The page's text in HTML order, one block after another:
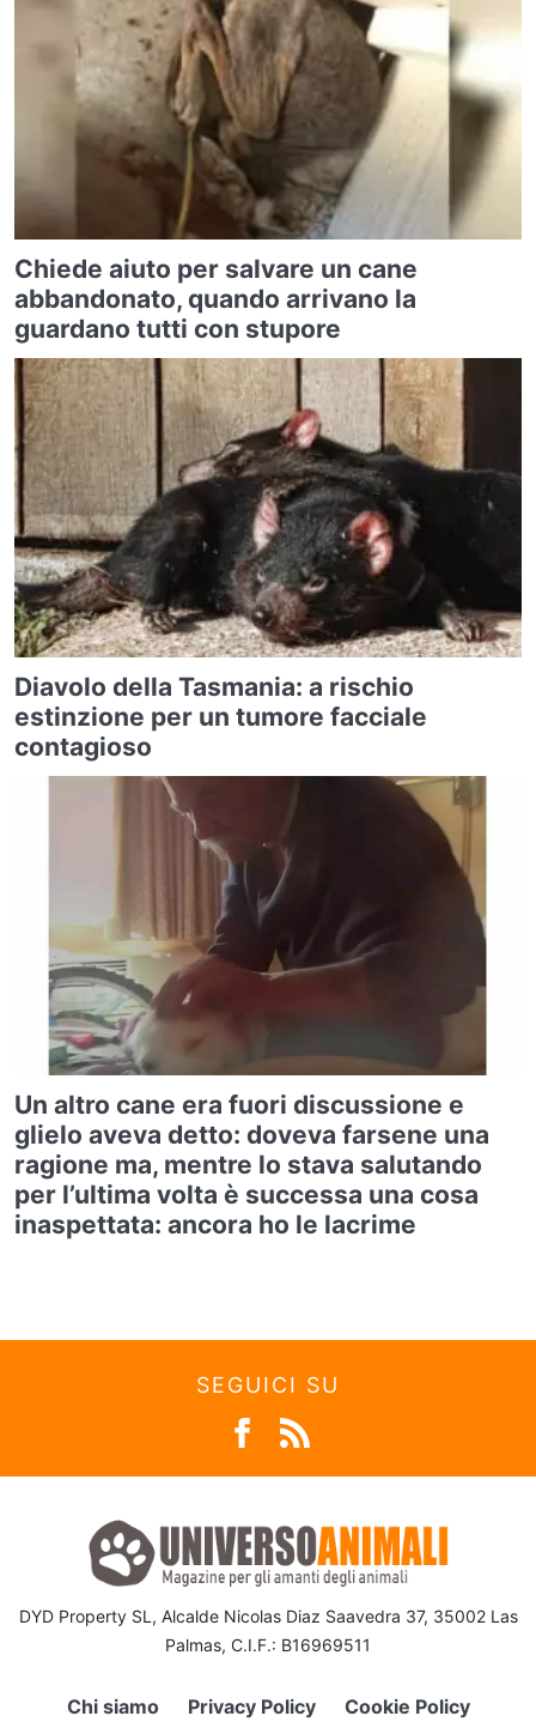
Chiede aiuto per salvare un cane
abbandonato, quando arrivano la
guardano tutti con stupore
Diavolo della Tasmania: a rischio
estinzione per un tumore facciale
contagioso
Un altro cane era fuori discussione e
glielo aveva detto: doveva farsene una
ragione ma, mentre lo stava salutando
per l’ultima volta è successa una cosa
inaspettata: ancora ho le lacrime
SEGUICI SU
DYD Property SL, Alcalde Nicolas Diaz Saavedra 37, 35002 Las
Palmas, C.I.F.: B16969511
Chi siamo Privacy Policy Cookie Policy